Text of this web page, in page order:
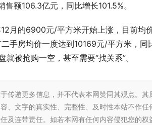
额106.3亿元，同比增长101.5%。
月的6900元/平方米开始上涨，目前
手房均价一度达到10169元/平方米，
被抢购一空，甚至需要“找关系”。
传递更多信息，并不代表本网赞同其观点。其
、文字的真实性、完整性、及时性本站不作
及连带责任。如若本网有任何内容侵犯您的